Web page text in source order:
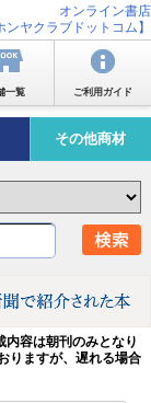
オンライン書店
ンヤクラブドットコム】
一覧 ご利用ガイド
その他商材
容は朝刊のみとなり
りますが、遅れる場合